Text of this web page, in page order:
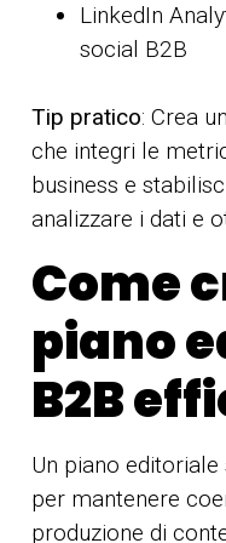
LinkedIn
social B2B
Tip pratico: Crea
che integri le
business e
analizzare i dati e
Come
piano
B2B
Un piano
per mantenere
produzione di